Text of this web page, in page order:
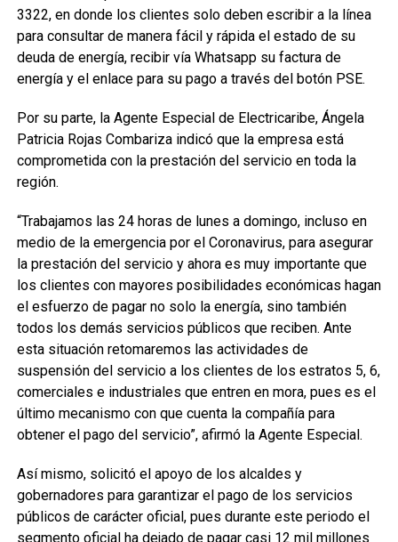
3322, en donde los clientes solo deben escribir a la línea
para consultar de manera fácil y rápida el estado de su
deuda de energía, recibir vía Whatsapp su factura de
energía y el enlace para su pago a través del botón PSE.
Por su parte, la Agente Especial de Electricaribe, Ángela
Patricia Rojas Combariza indicó que la empresa está
comprometida con la prestación del servicio en toda la
región.
“Trabajamos las 24 horas de lunes a domingo, incluso en
medio de la emergencia por el Coronavirus, para asegurar
la prestación del servicio y ahora es muy importante que
los clientes con mayores posibilidades económicas hagan
el esfuerzo de pagar no solo la energía, sino también
todos los demás servicios públicos que reciben. Ante
esta situación retomaremos las actividades de
suspensión del servicio a los clientes de los estratos 5, 6,
comerciales e industriales que entren en mora, pues es el
último mecanismo con que cuenta la compañía para
obtener el pago del servicio”, afirmó la Agente Especial.
Así mismo, solicitó el apoyo de los alcaldes y
gobernadores para garantizar el pago de los servicios
públicos de carácter oficial, pues durante este periodo el
segmento oficial ha dejado de pagar casi 12 mil millones